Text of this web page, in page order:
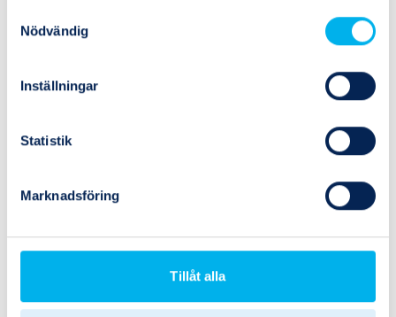
Nödvändig
Inställningar
Statistik
Marknadsföring
Tillåt alla
I lager
(3)
PU-slang 10x7mm svart 25m
Vikt
1.19
Utvändig diameter
10 mm